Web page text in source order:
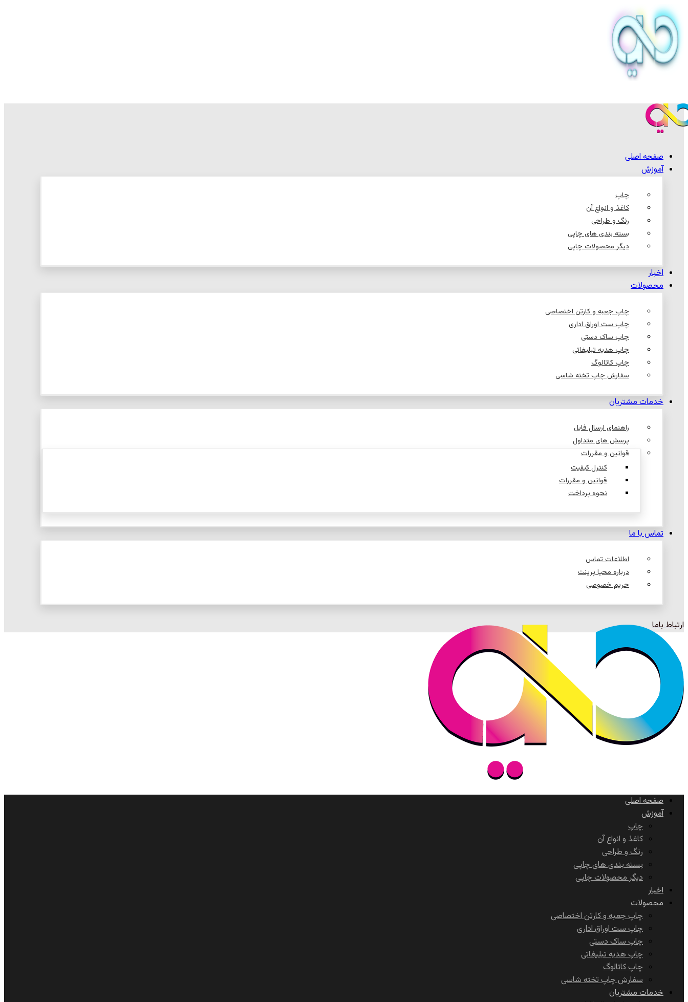
صفحه اصلی
آموزش
چاپ
کاغذ و انواع آن
رنگ و طراحی
بسته بندی های چاپی
دیگر محصولات چاپی
اخبار
محصولات
چاپ جعبه و کارتن اختصاصی
چاپ ست اوراق اداری
چاپ ساک دستی
چاپ هدیه تبلیغاتی
چاپ کاتالوگ
سفارش چاپ تخته شاسی
خدمات مشتریان
راهنمای ارسال فایل
پرسش های متداول
قوانین و مقررات
کنترل کیفیت
قوانین و مقررات
نحوه پرداخت
تماس با ما
اطلاعات تماس
درباره محیا پرینت
حریم خصوصی
ارتباط باما
صفحه اصلی
آموزش
چاپ
کاغذ و انواع آن
رنگ و طراحی
بسته بندی های چاپی
دیگر محصولات چاپی
اخبار
محصولات
چاپ جعبه و کارتن اختصاصی
چاپ ست اوراق اداری
چاپ ساک دستی
چاپ هدیه تبلیغاتی
چاپ کاتالوگ
سفارش چاپ تخته شاسی
خدمات مشتریان